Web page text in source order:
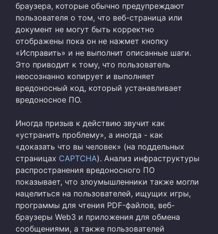
браузера, которые обычно предупреждают
пользователя о том, что веб-страница или
документ не могут быть корректно
отображены пока он не нажмет кнопку
«Исправить» и не выполнит описанные шаги.
Это приводит к тому, что пользователь
неосознанно копирует и выполняет
вредоносный код, который устанавливает
вредоносное ПО.
Иногда призыв к действию звучит как
«устранить проблему», а иногда - как
«доказать что вы человек» (на поддельных
страницах CAPTCHA). Анализ инфраструктуры
распространения вредоносного ПО
показывает, что злоумышленники также могли
нацелиться на пользователей, ищущих игры,
программы для чтения PDF-файлов, веб-
браузеры Web3 и приложения для обмена
сообщениями, а также пользователей